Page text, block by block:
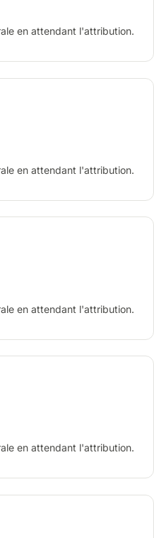
en attendant l'attribution.
en attendant l'attribution.
en attendant l'attribution.
en attendant l'attribution.